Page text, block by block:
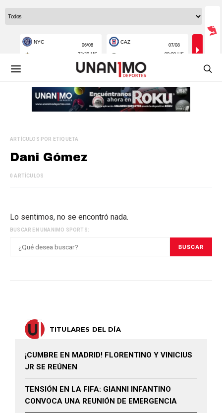
ARTÍCULOS POR ETIQUETA
Dani Gómez
0 ARTÍCULOS
Lo sentimos, no se encontró nada.
BUSCAR EN UNANIMO SPORTS:
BUSCAR
TITULARES DEL DÍA
¡CUMBRE EN MADRID! FLORENTINO Y VINICIUS
JR SE REÚNEN
TENSIÓN EN LA FIFA: GIANNI INFANTINO
CONVOCA UNA REUNIÓN DE EMERGENCIA